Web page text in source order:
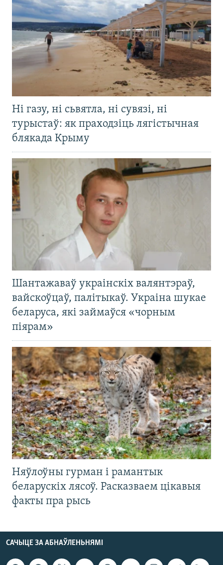
Ні газу, ні сьвятла, ні сувязі, ні
турыстаў: як праходзіць лягістычная
блякада Крыму
Шантажаваў украінскіх валянтэраў,
вайскоўцаў, палітыкаў. Украіна шукае
беларуса, які займаўся «чорным
піярам»
Няўлоўны гурман і рамантык
беларускіх лясоў. Расказваем цікавыя
факты пра рысь
САЧЫЦЕ ЗА АБНАЎЛЕНЬНЯМІ